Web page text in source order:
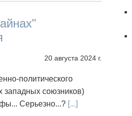
20 августа 2024 г.
политического
западных союзников)
Серьезно...?[...]